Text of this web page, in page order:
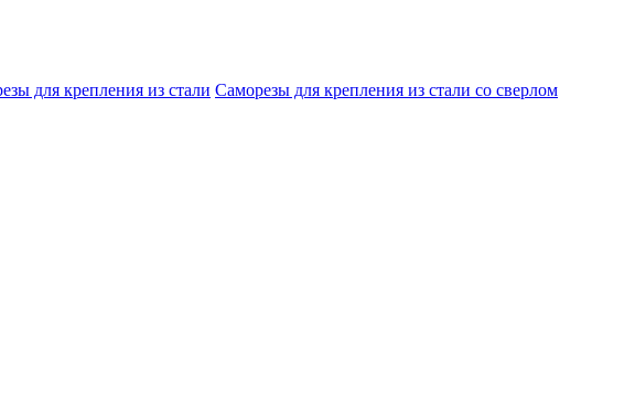
для крепления из стали Саморезы для крепления из стали со сверлом